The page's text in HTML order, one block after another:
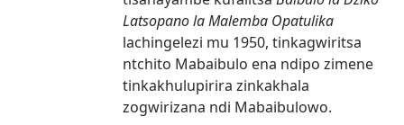
Latsopano la Malemba Opatulika
lachingelezi mu 1950, tinkagwiritsa
ntchito Mabaibulo ena ndipo zimene
tinkakhulupirira zinkakhala
zogwirizana ndi Mabaibulowo.